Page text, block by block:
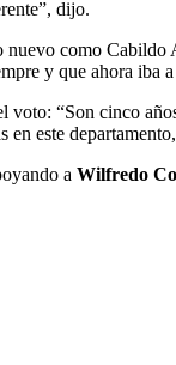
dijo.
como
y que ahora iba
“Son cinco
este
a Wilfredo